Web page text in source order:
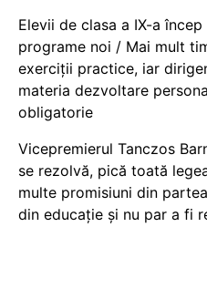
Elevii de clasa a IX-a
programe noi / Mai mult
exerciții practice, iar
materia dezvoltare
obligatorie
Vicepremierul Tanczos
se rezolvă, pică toată
multe promisiuni din
din educație și nu par a fi